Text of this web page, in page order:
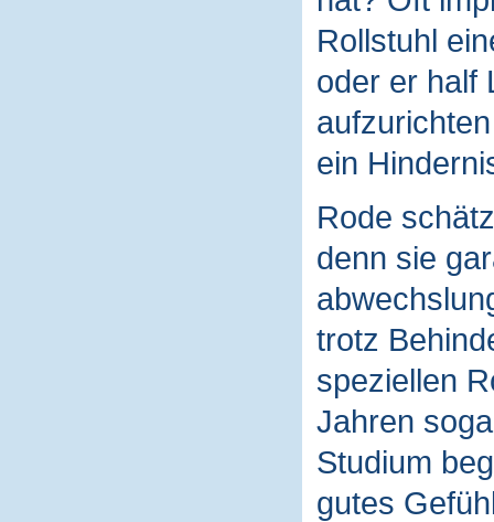
Rollstuhl
oder er half
ein
Rode
denn sie
trotz
speziellen
Jahren
Studium
gutes